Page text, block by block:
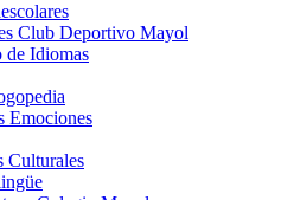
Club Deportivo Mayol
de Idiomas
Emociones
Culturales